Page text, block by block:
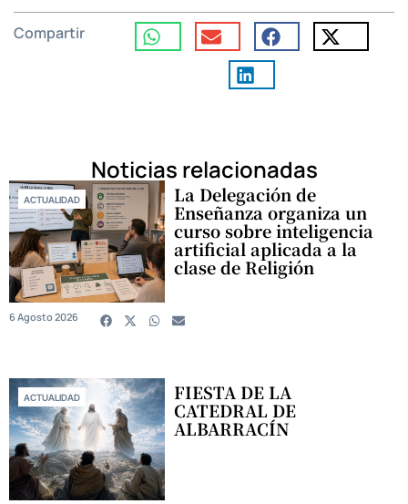
Compartir
Noticias relacionadas
ACTUALIDAD La Delegación de
Enseñanza organiza un
curso sobre inteligencia
artificial aplicada a la
clase de Religión
6 Agosto 2026
ACTUALIDAD FIESTA DE LA
CATEDRAL DE
ALBARRACÍN